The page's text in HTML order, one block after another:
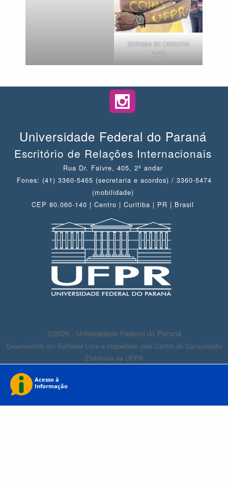
Semana de Calouros
2025
Universidade Federal do Paraná
Escritório de Relações Internacionais
Rua Dr. Faivre, 405, 2º andar
Fones: (41) 3360-5465 (secretaria e acordos) / 3360-5474
(mobilidade)
CEP 80.060-140 | Centro | Curitiba | PR | Brasil
©2026 - Universidade Federal do Paraná
Desenvolvido em Software Livre e hospedado pelo Centro de Computação
Eletrônica da UFPR